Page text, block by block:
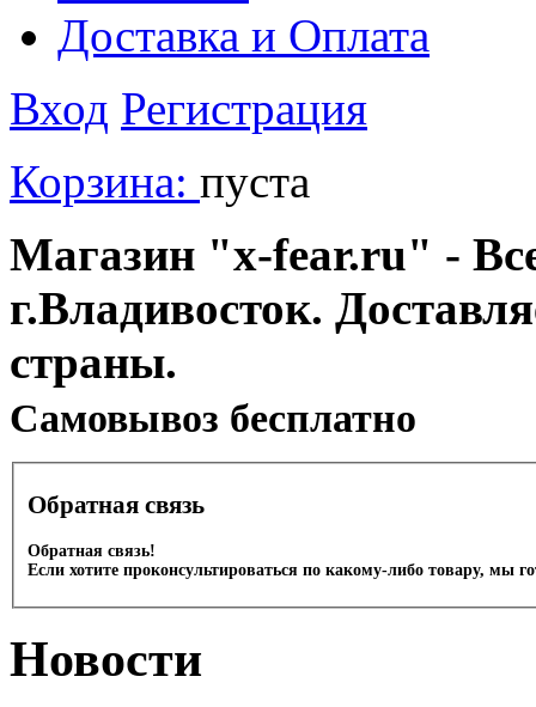
Доставка и Оплата
Вход Регистрация
Корзина: пуста
Магазин "x-fear.ru" -
г.Владивосток.
страны.
Cамовывоз бесплатно
Обратная связь
Обратная связь!
Если хотите проконсультироваться по какому-либо товару, мы
Новости